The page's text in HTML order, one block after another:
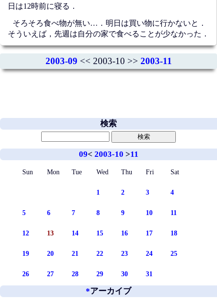
日は12時前に寝る．
そろそろ食べ物が無い…．明日は買い物に行かないと．
そういえば，先週は自分の家で食べることが少なかった．
2003-09 << 2003-10 >> 2003-11
検索
09< 2003-10 >11
Sun Mon Tue Wed Thu Fri Sat
1 2 3 4
5 6 7 8 9 10 11
12 13 14 15 16 17 18
19 20 21 22 23 24 25
26 27 28 29 30 31
*アーカイブ